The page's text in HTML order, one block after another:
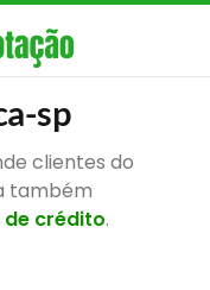
sp
clientes do
também
crédito.